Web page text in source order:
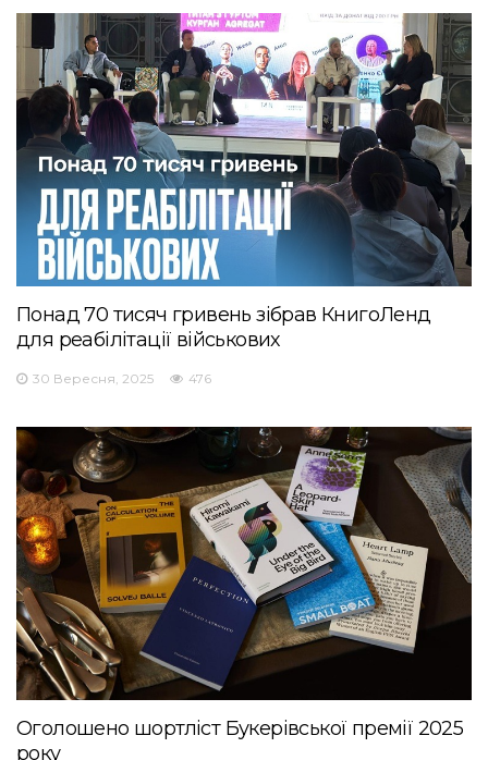
Понад 70 тисяч гривень зібрав КнигоЛенд
для реабілітації військових
30 Вересня, 2025 476
Оголошено шортліст Букерівської премії 2025
року